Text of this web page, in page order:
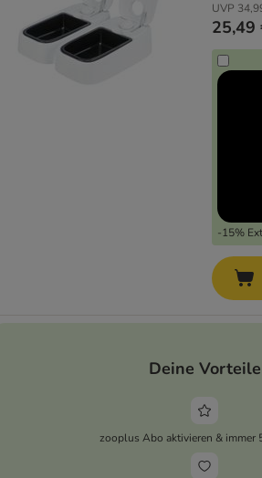
UVP
25,49
-15%
Deine Vorteile
zooplus Abo aktivieren & immer